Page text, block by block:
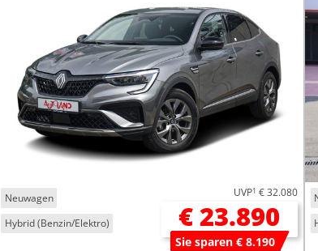
Neuwagen
Hybrid (Benzin/Elektro)
UVP1 € 32.080
€ 23.890
Sie sparen € 8.190